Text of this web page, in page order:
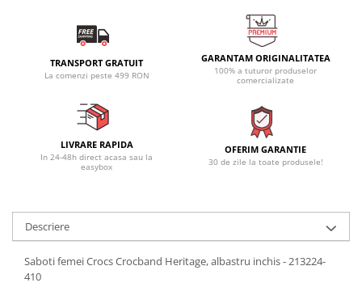
TRANSPORT GRATUIT
La comenzi peste 499 RON
GARANTAM ORIGINALITATEA
100% a tuturor produselor
comercializate
LIVRARE RAPIDA
In 24-48h direct acasa sau la
easybox
OFERIM GARANTIE
30 de zile la toate produsele!
Descriere
Saboti femei Crocs Crocband Heritage, albastru inchis - 213224-
410